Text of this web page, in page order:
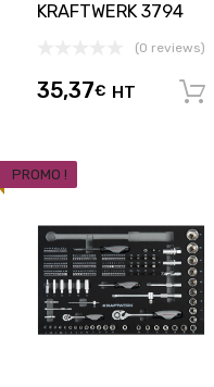
KRAFTWERK 3794
(0 reviews)
35,37€ HT
PROMO !